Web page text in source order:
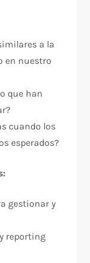
a la
en nuestro
que han
cuando los
esperados?​
gestionar y
reporting